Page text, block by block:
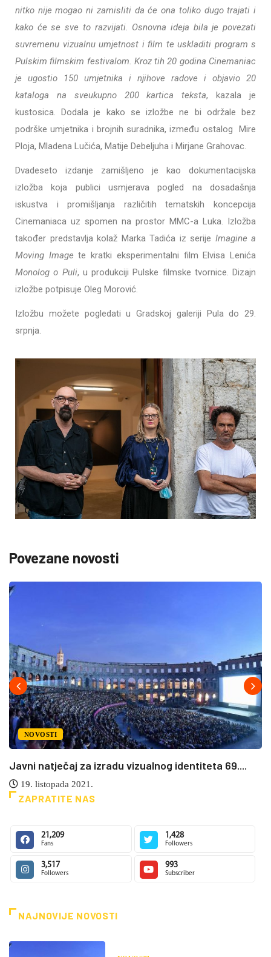
nitko nije mogao ni zamisliti da će ona toliko dugo trajati i
kako će se sve to razvijati. Osnovna ideja bila je povezati
suvremenu vizualnu umjetnost i film te uskladiti program s
Pulskim filmskim festivalom. Kroz tih 20 godina Cinemaniac
je ugostio 150 umjetnika i njihove radove i objavio 20
kataloga na sveukupno 200 kartica teksta, kazala je
kustosica. Dodala je kako se izložbe ne bi održale bez
podrške umjetnika i brojnih suradnika, između ostalog Mire
Ploja, Mladena Lučića, Matije Debeljuha i Mirjane Grahovac.
Dvadeseto izdanje zamišljeno je kao dokumentacijska
izložba koja publici usmjerava pogled na dosadašnja
iskustva i promišljanja različitih tematskih koncepcija
Cinemaniaca uz spomen na prostor MMC-a Luka. Izložba
također predstavlja kolaž Marka Tadića iz serije Imagine a
Moving Image te kratki eksperimentalni film Elvisa Lenića
Monolog o Puli, u produkciji Pulske filmske tvornice. Dizajn
izložbe potpisuje Oleg Morović.
Izložbu možete pogledati u Gradskoj galeriji Pula do 29.
srpnja.
Povezane novosti
NOVOSTI
Javni natječaj za izradu vizualnog identiteta 69....
19. listopada 2021.
ZAPRATITE NAS
21,209
Fans
1,428
Followers
3,517
Followers
993
Subscriber
NAJNOVIJE NOVOSTI